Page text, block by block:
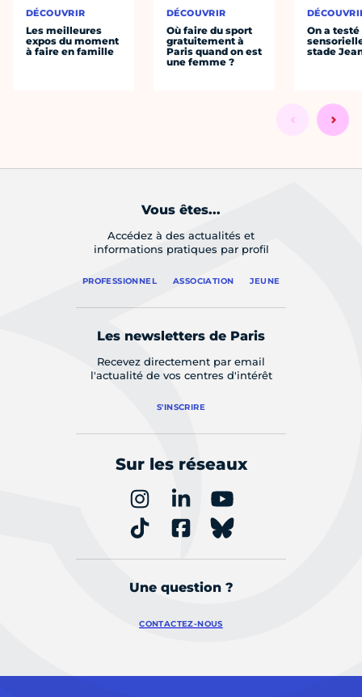
DÉCOUVRIR
Les meilleures
expos du moment
à faire en famille
DÉCOUVRIR
Où faire du sport
gratuitement à
Paris quand on est
une femme ?
On a
stade
Vous êtes...
Accédez à des actualités et
informations pratiques par profil
PROFESSIONNEL ASSOCIATION JEUNE
Les newsletters de Paris
Recevez directement par email
l'actualité de vos centres d'intérêt
S'INSCRIRE
Sur les réseaux
Une question ?
CONTACTEZ-NOUS